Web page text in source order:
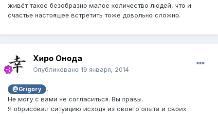
живёт такое безобразно малое количество людей, что и
счастье настоящее встретить тоже довольно сложно.
Хиро Онода
Опубликовано 19 января, 2014
@Grigory
,
Не могу с вами не согласиться. Вы правы.
Я обрисовал ситуацию исходя из своего опыта и своих